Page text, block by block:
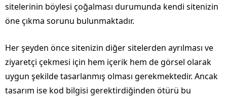
sitelerinin böylesi çoğalması durumunda kendi sitenizin
öne çıkma sorunu bulunmaktadır.
Her şeyden önce sitenizin diğer sitelerden ayrılması ve
ziyaretçi çekmesi için hem içerik hem de görsel olarak
uygun şekilde tasarlanmış olması gerekmektedir. Ancak
tasarım ise kod bilgisi gerektirdiğinden ötürü bu